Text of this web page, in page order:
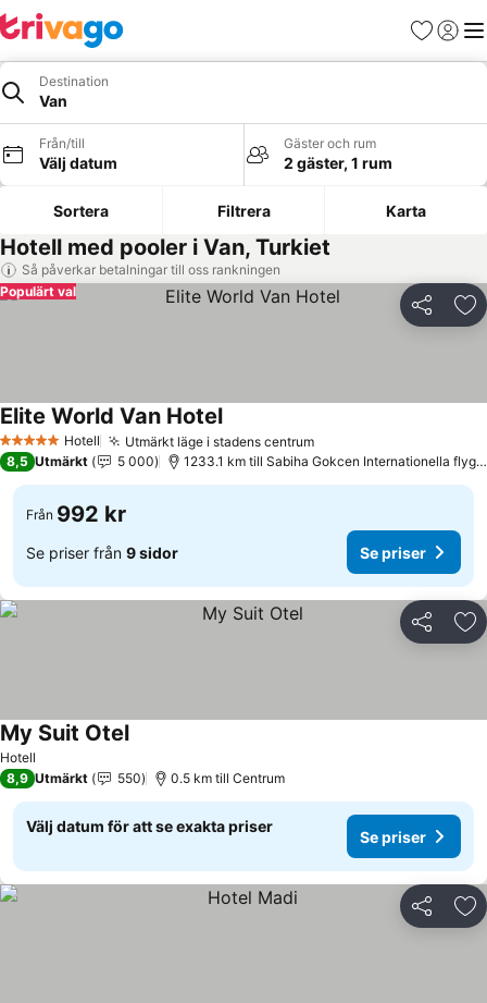
Favoriter
Logga
Destination
Van
Från/till
Välj datum
Gäster och rum
2 gäster, 1 rum
Sortera Filtrera Karta
Hotell med pooler i Van, Turkiet
Så påverkar betalningar till oss rankningen
Dela
Populärt val
5 Stjärnor Hotell Utmärkt läge i stadens centrum
Elite World Van Hotel
8,5 Utmärkt 5 000 1233.1 km till Sabiha Gokcen Internationella flygplats
Från 992 kr
Se priser från 9 sidor Se priser
Dela
Hotell
My Suit Otel
8,9 Utmärkt 550 0.5 km till Centrum
Välj datum för att se exakta priser
Se priser
Dela